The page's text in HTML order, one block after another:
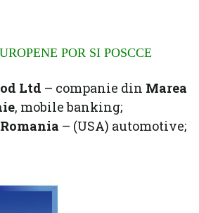
POR SI POSCCE
Ltd – companie din Marea
, mobile banking;
– (USA) automotive;